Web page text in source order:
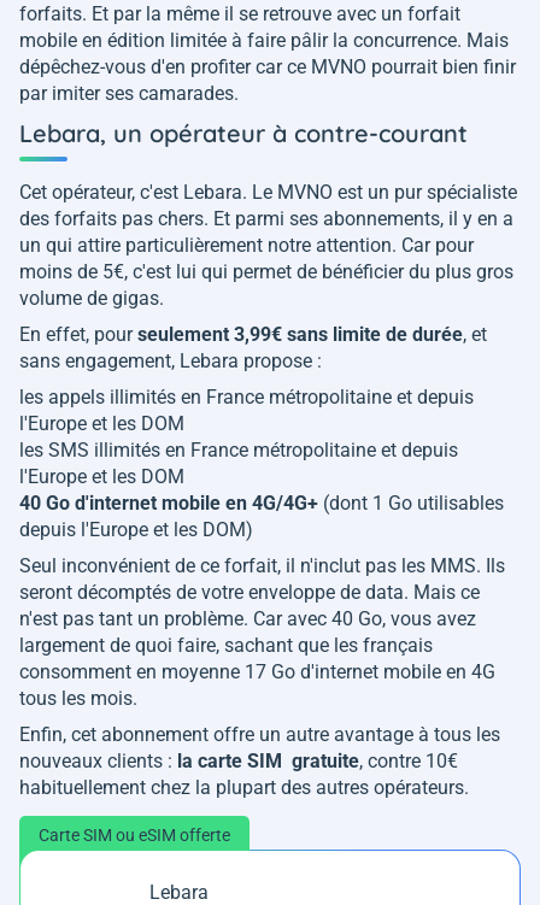
forfaits. Et par la même il se retrouve avec un forfait
mobile en édition limitée à faire pâlir la concurrence. Mais
dépêchez-vous d'en profiter car ce MVNO pourrait bien finir
par imiter ses camarades.
Lebara, un opérateur à contre-courant
Cet opérateur, c'est Lebara. Le MVNO est un pur spécialiste
des forfaits pas chers. Et parmi ses abonnements, il y en a
un qui attire particulièrement notre attention. Car pour
moins de 5€, c'est lui qui permet de bénéficier du plus gros
volume de gigas.
En effet, pourseulement 3,99€ sans limite de durée, et
sans engagement, Lebara propose :
les appels illimités en France métropolitaine et depuis
l'Europe et les DOM
les SMS illimités en France métropolitaine et depuis
l'Europe et les DOM
40 Go d'internet mobile en 4G/4G+ (dont 1 Go utilisables
depuis l'Europe et les DOM)
Seul inconvénient de ce forfait, il n'inclut pas les MMS. Ils
seront décomptés de votre enveloppe de data. Mais ce
n'est pas tant un problème. Car avec 40 Go, vous avez
largement de quoi faire, sachant que les français
consomment en moyenne 17 Go d'internet mobile en 4G
tous les mois.
Enfin, cet abonnement offre un autre avantage à tous les
nouveaux clients : la carte SIM gratuite, contre 10€
habituellement chez la plupart des autres opérateurs.
Carte SIM ou eSIM offerte
Lebara